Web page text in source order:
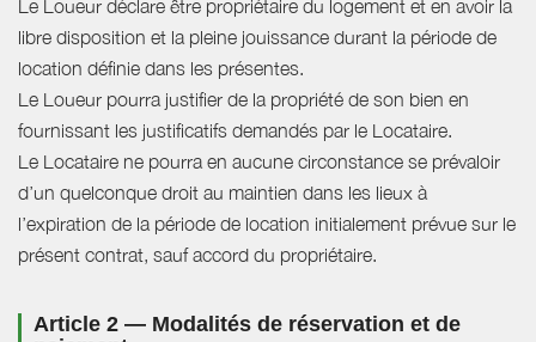
Le Loueur déclare être propriétaire du logement et en avoir la
libre disposition et la pleine jouissance durant la période de
location définie dans les présentes.
Le Loueur pourra justifier de la propriété de son bien en
fournissant les justificatifs demandés par le Locataire.
Le Locataire ne pourra en aucune circonstance se prévaloir
d’un quelconque droit au maintien dans les lieux à
l’expiration de la période de location initialement prévue sur le
présent contrat, sauf accord du propriétaire.
Article 2 — Modalités de réservation et de